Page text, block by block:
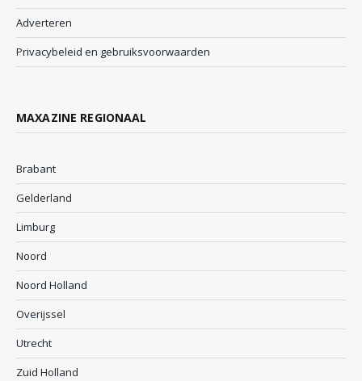
Adverteren
Privacybeleid en gebruiksvoorwaarden
MAXAZINE REGIONAAL
Brabant
Gelderland
Limburg
Noord
Noord Holland
Overijssel
Utrecht
Zuid Holland